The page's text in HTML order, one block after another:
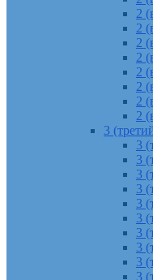
2
2
2
2
2
2
2
2
3
3
3
3
3
3
3
3
3
3
3